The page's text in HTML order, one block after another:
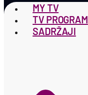
MY TV
TV PROGRAM
SADRŽAJI